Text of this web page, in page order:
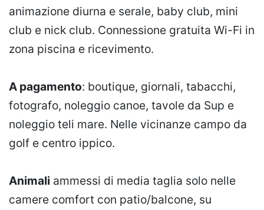
animazione diurna e serale, baby club, mini
club e nick club. Connessione gratuita Wi-Fi in
zona piscina e ricevimento.
A pagamento: boutique, giornali, tabacchi,
fotografo, noleggio canoe, tavole da Sup e
noleggio teli mare. Nelle vicinanze campo da
golf e centro ippico.
Animali ammessi di media taglia solo nelle
camere comfort con patio/balcone, su